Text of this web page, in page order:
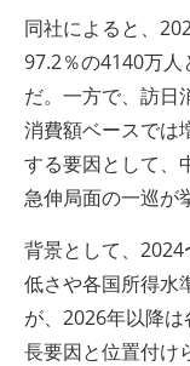
同社によると、
97.2％の4140万人
だ。一方で、訪日
消費額ベースでは
する要因として、
急伸局面の一巡が
背景として、
低さや各国所得水
が、2026年以降
長要因と位置付け